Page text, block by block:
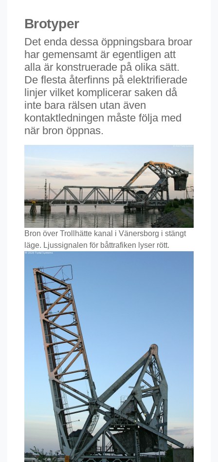
Brotyper
Det enda dessa öppningsbara broar
har gemensamt är egentligen att
alla är konstruerade på olika sätt.
De flesta återfinns på elektrifierade
linjer vilket komplicerar saken då
inte bara rälsen utan även
kontaktledningen måste följa med
när bron öppnas.
Bron över Trollhätte kanal i Vänersborg i stängt
läge. Ljussignalen för båttrafiken lyser rött.